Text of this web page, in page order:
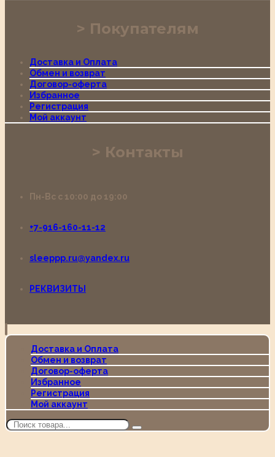
Покупателям
Доставка и Оплата
Обмен и возврат
Договор-оферта
Избранное
Регистрация
Мой аккаунт
Контакты
Пн-Вс с 10:00 до 19:00
+7-916-160-11-12
sleeppp.ru@yandex.ru
РЕКВИЗИТЫ
Доставка и Оплата
Обмен и возврат
Договор-оферта
Избранное
Регистрация
Мой аккаунт